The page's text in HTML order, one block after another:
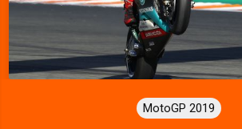
MotoGP 2019